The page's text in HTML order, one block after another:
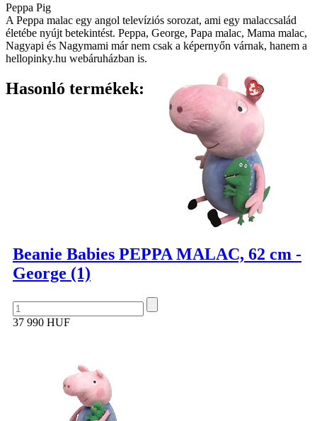
Peppa Pig
A Peppa malac egy angol televíziós sorozat, ami egy malaccsalád
életébe nyújt betekintést. Peppa, George, Papa malac, Mama malac,
Nagyapi és Nagymami már nem csak a képernyőn várnak, hanem a
hellopinky.hu webáruházban is.
Hasonló termékek:
Beanie Babies PEPPA MALAC, 62 cm -
George (1)
37 990 HUF